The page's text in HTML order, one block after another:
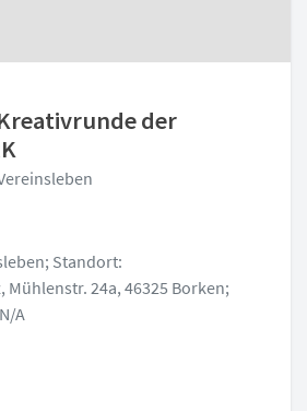
der
Standort:
24a, 46325 Borken;
A